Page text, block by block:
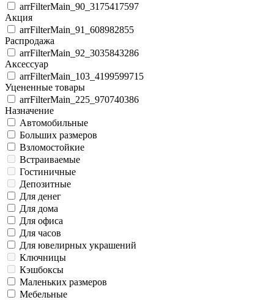
arrFilterMain_90_3175417597
Акция
arrFilterMain_91_608982855
Распродажа
arrFilterMain_92_3035843286
Аксессуар
arrFilterMain_103_4199599715
Уцененные товары
arrFilterMain_225_970740386
Назначение
Автомобильные
Больших размеров
Взломостойкие
Встраиваемые
Гостиничные
Депозитные
Для денег
Для дома
Для офиса
Для часов
Для ювелирных украшений
Ключницы
Кэшбоксы
Маленьких размеров
Мебельные